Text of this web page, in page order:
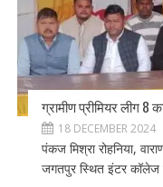
ग्रामीण प्रीमियर लीग 8
18 DECEMBER 2024
पंकज मिश्रा रोहनिया,
जगतपुर स्थित इंटर कॉलेज